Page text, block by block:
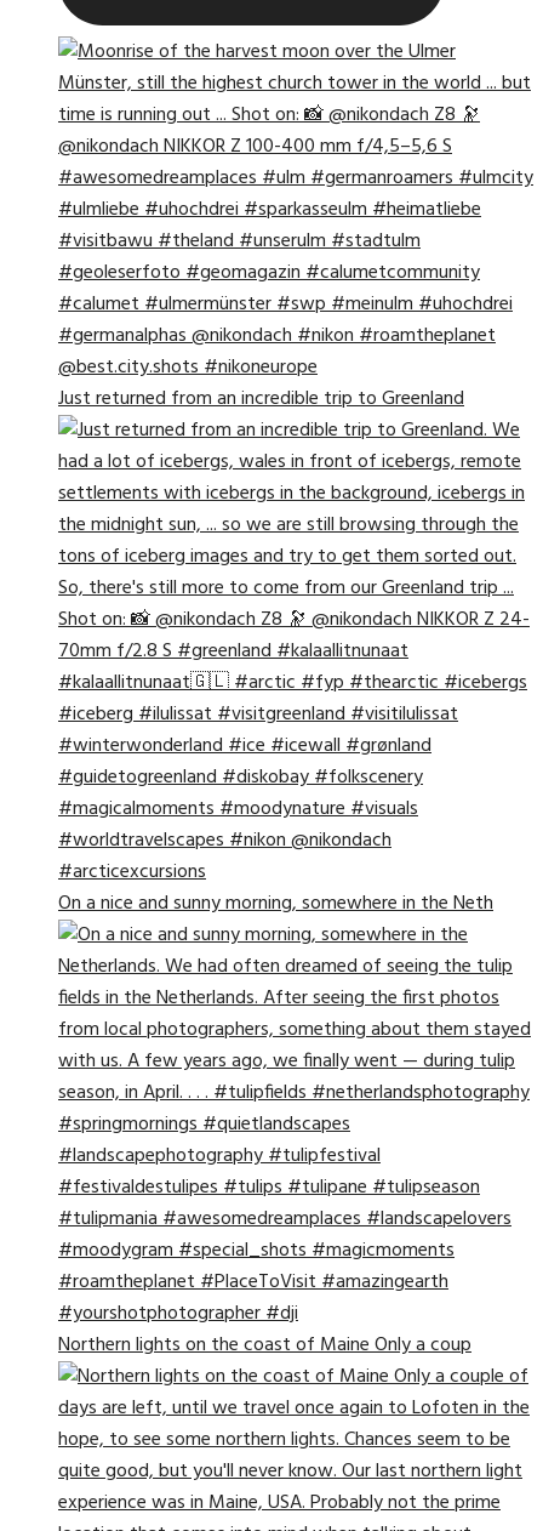
Just returned from an incredible trip to Greenland
On a nice and sunny morning, somewhere in the Neth
Northern lights on the coast of Maine Only a coup